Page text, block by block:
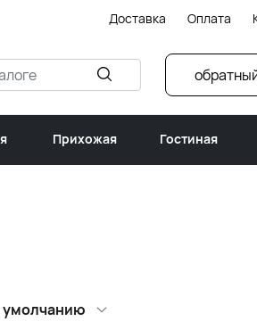
Доставка Оплата
Прихожая Гостиная
умолчанию